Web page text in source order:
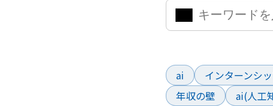
ai
インターンシ
年収の壁
ai(人工